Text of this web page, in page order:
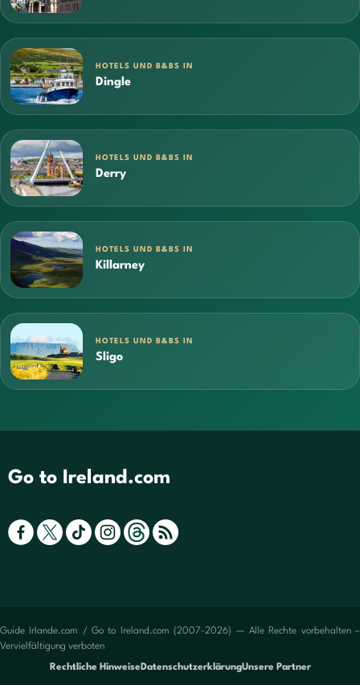
HOTELS UND B&BS IN
Dingle
HOTELS UND B&BS IN
Derry
HOTELS UND B&BS IN
Killarney
HOTELS UND B&BS IN
Sligo
Go to Ireland.com
Guide Irlande.com / Go to Ireland.com (2007-2026) — Alle Rechte vorbehalten –
Vervielfältigung verboten
Rechtliche HinweiseDatenschutzerklärungUnsere Partner